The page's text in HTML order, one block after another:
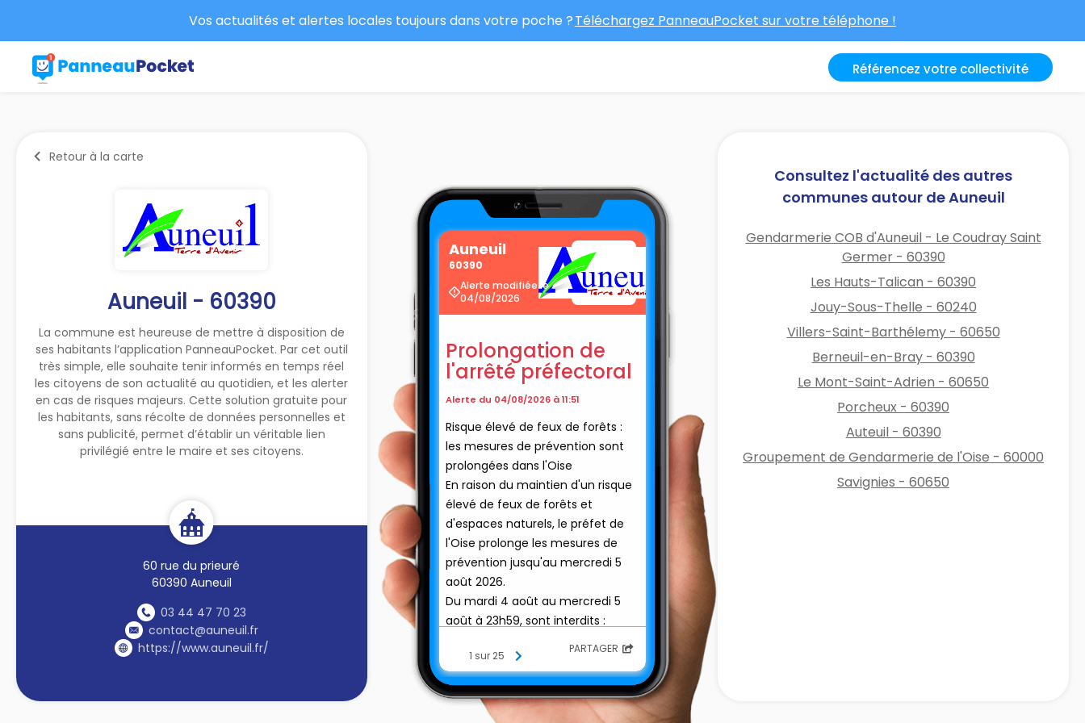
Vos actualités et alertes locales toujours dans votre poche ?Téléchargez PanneauPocket sur votre téléphone !
Référencez votre collectivité
Retour à la carte
Auneuil - 60390
La commune est heureuse de mettre à disposition de
ses habitants l’application PanneauPocket. Par cet outil
très simple, elle souhaite tenir informés en temps réel
les citoyens de son actualité au quotidien, et les alerter
en cas de risques majeurs. Cette solution gratuite pour
les habitants, sans récolte de données personnelles et
sans publicité, permet d’établir un véritable lien
privilégié entre le maire et ses citoyens.
60 rue du prieuré
60390 Auneuil
03 44 47 70 23
contact@auneuil.fr
https://www.auneuil.fr/
Auneuil
60390
Alerte modifiée le
04/08/2026
Prolongation de
l'arrêté préfectoral
Alerte du 04/08/2026 à 11:51
Risque élevé de feux de forêts :
les mesures de prévention sont
prolongées dans l'Oise
En raison du maintien d'un risque
élevé de feux de forêts et
d'espaces naturels, le préfet de
l'Oise prolonge les mesures de
prévention jusqu'au mercredi 5
août 2026.
Du mardi 4 août au mercredi 5
août à 23h59, sont interdits :
Le pressage des pailles et
fourrages de 12h à 20h ;
Le broyage de chaumes, le
fauchage, le débroussaillage et
1 sur 25 PARTAGER
Consultez l'actualité des autres
communes autour de Auneuil
Gendarmerie COB d'Auneuil - Le Coudray Saint
Germer - 60390
Les Hauts-Talican - 60390
Jouy-Sous-Thelle - 60240
Villers-Saint-Barthélemy - 60650
Berneuil-en-Bray - 60390
Le Mont-Saint-Adrien - 60650
Porcheux - 60390
Auteuil - 60390
Groupement de Gendarmerie de l'Oise - 60000
Savignies - 60650